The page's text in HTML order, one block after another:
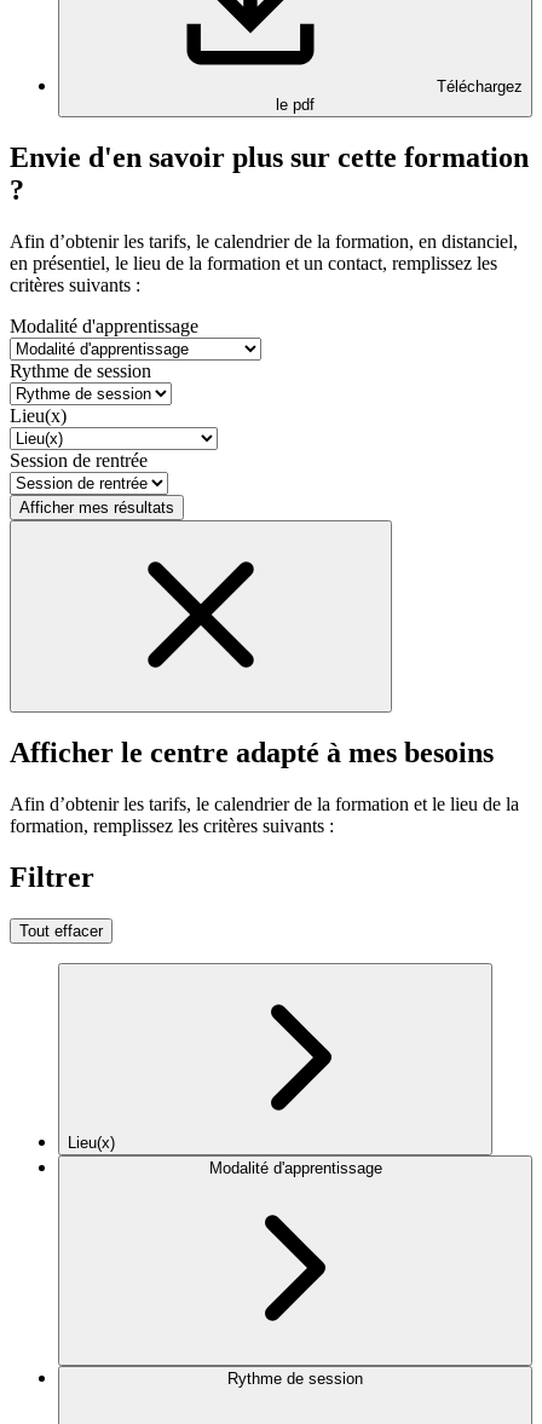
Téléchargez
le pdf
Envie d'en savoir plus sur cette formation
?
Afin d’obtenir les tarifs, le calendrier de la formation, en distanciel,
en présentiel, le lieu de la formation et un contact, remplissez les
critères suivants :
Modalité d'apprentissage
Rythme de session
Lieu(x)
Session de rentrée
Afficher mes résultats
Afficher le centre adapté à mes besoins
Afin d’obtenir les tarifs, le calendrier de la formation et le lieu de la
formation, remplissez les critères suivants :
Filtrer
Tout effacer
Lieu(x)
Modalité d'apprentissage
Rythme de session